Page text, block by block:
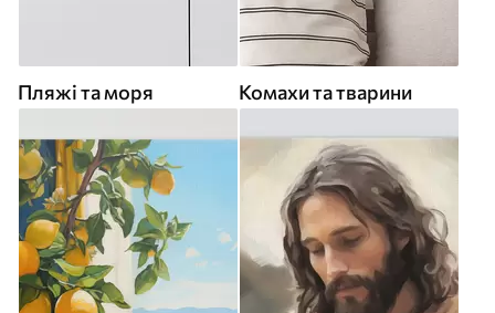
Пляжі та моря Комахи та тварини